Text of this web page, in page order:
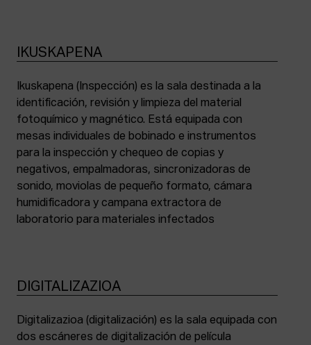
IKUSKAPENA
Ikuskapena (Inspección) es la sala destinada a la
identificación, revisión y limpieza del material
fotoquímico y magnético. Está equipada con
mesas individuales de bobinado e instrumentos
para la inspección y chequeo de copias y
negativos, empalmadoras, sincronizadoras de
sonido, moviolas de pequeño formato, cámara
humidificadora y campana extractora de
laboratorio para materiales infectados
DIGITALIZAZIOA
Digitalizazioa (digitalización) es la sala equipada con
dos escáneres de digitalización de película